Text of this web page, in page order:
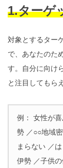
1.ターゲ
対象とするター
で、あなたのた
す。自分に向け
と注目してもら
例： 女性が
勢 ／○○地域
まらない ／
伊勢 ／子供